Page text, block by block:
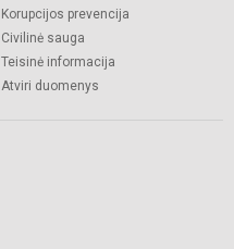
Korupcijos prevencija
Civilinė sauga
Teisinė informacija
Atviri duomenys